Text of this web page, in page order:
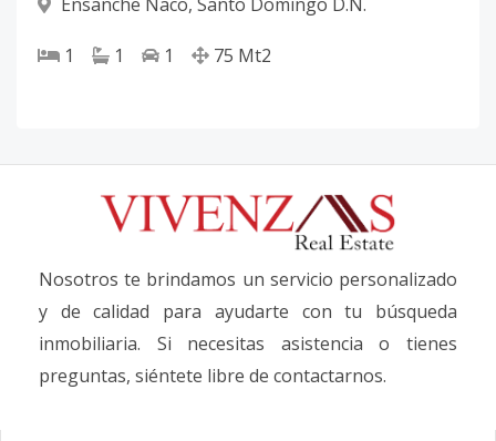
Ensanche Naco, Santo Domingo D.N.
1 1 1 75 Mt2
Nosotros te brindamos un servicio personalizado
y de calidad para ayudarte con tu búsqueda
inmobiliaria. Si necesitas asistencia o tienes
preguntas, siéntete libre de contactarnos.